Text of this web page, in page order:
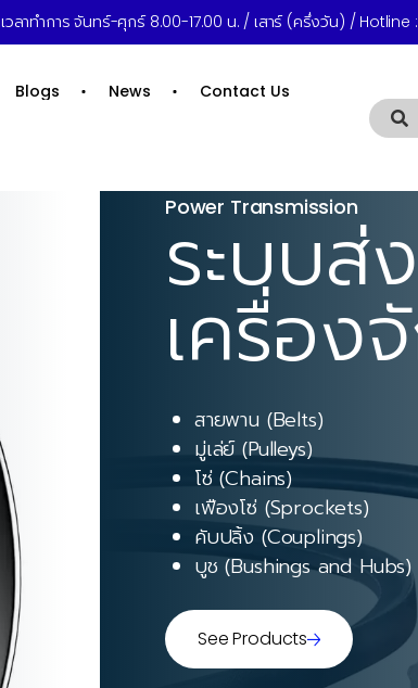
เวลาทำการ จันทร์-ศุกร์ 8.00-17.00 น. / เสาร์ (ครึ่งวัน) / Hotline :
Blogs News Contact Us